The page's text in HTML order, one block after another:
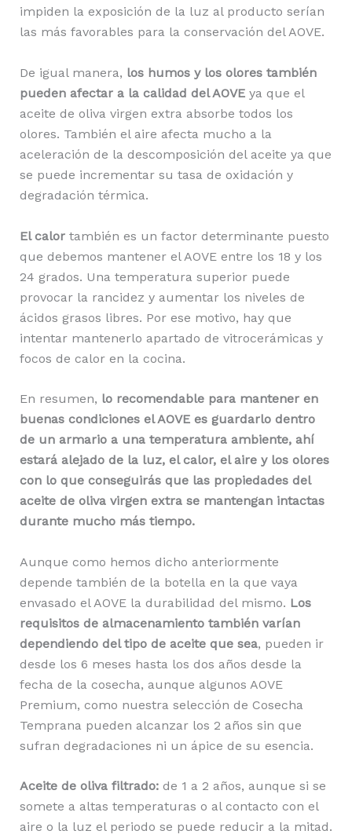
impiden la exposición de la luz al producto serían
las más favorables para la conservación del AOVE.
De igual manera, los humos y los olores también
pueden afectar a la calidad del AOVEya que el
aceite de oliva virgen extra absorbe todos los
olores. También el aire afecta mucho a la
aceleración de la descomposición del aceite ya que
se puede incrementar su tasa de oxidación y
degradación térmica.
El calortambién es un factor determinante puesto
que debemos mantener el AOVE entre los 18 y los
24 grados. Una temperatura superior puede
provocar la rancidez y aumentar los niveles de
ácidos grasos libres. Por ese motivo, hay que
intentar mantenerlo apartado de vitrocerámicas y
focos de calor en la cocina.
En resumen, lo recomendable para mantener en
buenas condiciones el AOVE es guardarlo dentro
de un armario a una temperatura ambiente, ahí
estará alejado de la luz, el calor, el aire y los olores
con lo que conseguirás que las propiedades del
aceite de oliva virgen extra se mantengan intactas
durante mucho más tiempo.
Aunque como hemos dicho anteriormente
depende también de la botella en la que vaya
envasado el AOVE la durabilidad del mismo. Los
requisitos de almacenamiento también varían
dependiendo del tipo de aceite que sea, pueden ir
desde los 6 meses hasta los dos años desde la
fecha de la cosecha, aunque algunos AOVE
Premium, como nuestra selección de Cosecha
Temprana pueden alcanzar los 2 años sin que
sufran degradaciones ni un ápice de su esencia.
Aceite de oliva filtrado:de 1 a 2 años, aunque si se
somete a altas temperaturas o al contacto con el
aire o la luz el periodo se puede reducir a la mitad.